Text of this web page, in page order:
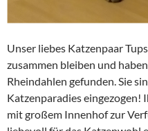
Unser liebes Katzenpaar
zusammen bleiben und
Rheindahlen gefunden. Sie
Katzenparadies eingezogen!
mit großem Innenhof zur